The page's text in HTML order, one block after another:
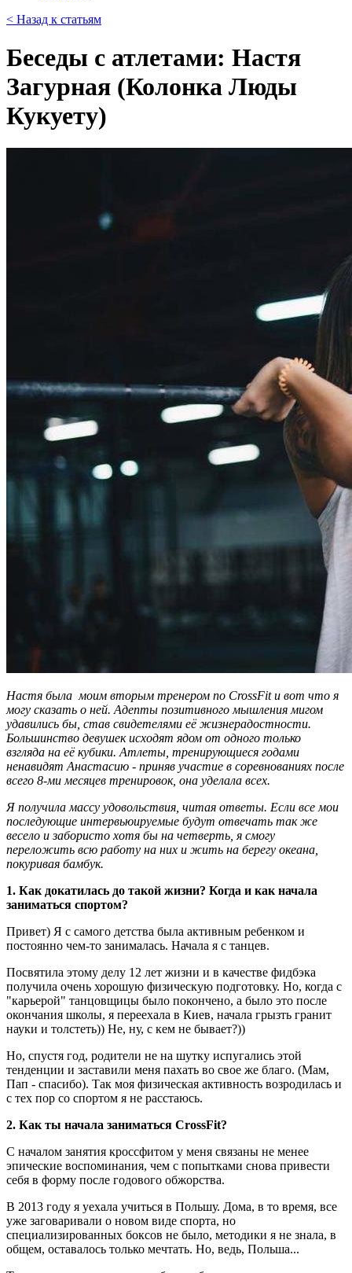
< Назад к статьям
Беседы с атлетами: Настя
Загурная (Колонка Люды
Кукуету)
Настя была моим вторым тренером по CrossFit и вот что я
могу сказать о ней. Адепты позитивного мышления мигом
удавились бы, став свидетелями её жизнерадостности.
Большинство девушек исходят ядом от одного только
взгляда на её кубики. Атлеты, тренирующиеся годами
ненавидят Анастасию - приняв участие в соревнованиях после
всего 8-ми месяцев тренировок, она уделала всех.
Я получила массу удовольствия, читая ответы. Если все мои
последующие интервьюируемые будут отвечать так же
весело и забористо хотя бы на четверть, я смогу
переложить всю работу на них и жить на берегу океана,
покуривая бамбук.
1. Как докатилась до такой жизни? Когда и как начала
заниматься спортом?
Привет) Я с самого детства была активным ребенком и
постоянно чем-то занималась. Начала я с танцев.
Посвятила этому делу 12 лет жизни и в качестве фидбэка
получила очень хорошую физическую подготовку. Но, когда с
"карьерой" танцовщицы было покончено, а было это после
окончания школы, я переехала в Киев, начала грызть гранит
науки и толстеть)) Не, ну, с кем не бывает?))
Но, спустя год, родители не на шутку испугались этой
тенденции и заставили меня пахать во свое же благо. (Мам,
Пап - спасибо). Так моя физическая активность возродилась и
с тех пор со спортом я не расстаюсь.
2. Как ты начала заниматься CrossFit?
С началом занятия кроссфитом у меня связаны не менее
эпические воспоминания, чем с попытками снова привести
себя в форму после годового обжорства.
В 2013 году я уехала учиться в Польшу. Дома, в то время, все
уже заговаривали о новом виде спорта, но
специализированных боксов не было, методики я не знала, в
общем, оставалось только мечтать. Но, ведь, Польша...